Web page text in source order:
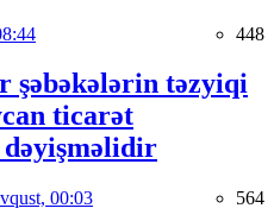
448
şəbəkələrin təzyiqi
ticarət
dəyişməlidir
00:03 564